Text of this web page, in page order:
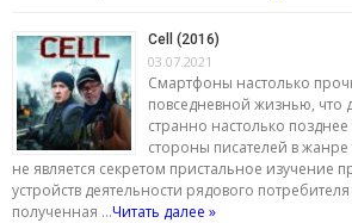
Cell (2016)
03.07.2021
Смартфоны настолько
повседневной жизнью, что
странно настолько
стороны писателей в
не является секретом пристальное изучение
устройств деятельности рядового
полученная …Читать далее »